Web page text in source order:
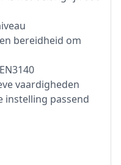
bereidheid om
vaardigheden
instelling passend